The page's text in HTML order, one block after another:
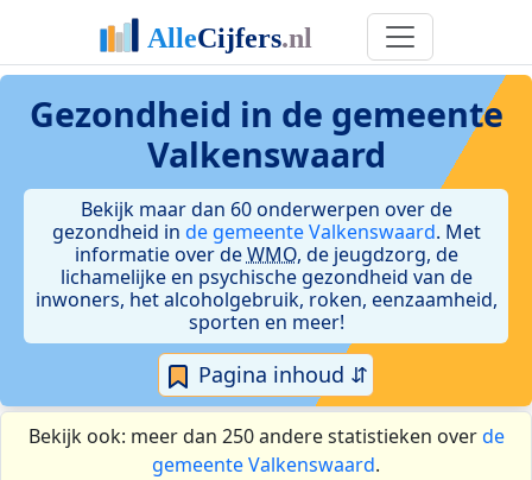
Gezondheid in de gemeente
Valkenswaard
Bekijk maar dan 60 onderwerpen over de
gezondheid in de gemeente Valkenswaard. Met
informatie over deWMO, de jeugdzorg, de
lichamelijke en psychische gezondheid van de
inwoners, het alcoholgebruik, roken, eenzaamheid,
sporten en meer!
Pagina inhoud ⇵
Bekijk ook: meer dan 250 andere statistieken overde
gemeente Valkenswaard.